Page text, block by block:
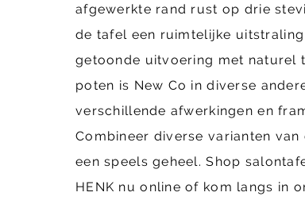
afgewerkte rand rust op drie
de tafel een ruimtelijke
getoonde uitvoering met naturel
poten is New Co in diverse
verschillende afwerkingen en
Combineer diverse varianten
een speels geheel. Shop
HENK nu online of kom langs in